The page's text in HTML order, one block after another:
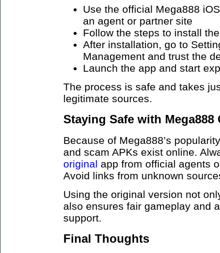
Use the official Mega888
an agent or partner site
Follow the steps to install
After installation, go to
Management and trust the
Launch the app and start
The process is safe and takes
legitimate sources.
Staying Safe with Mega888
Because of Mega888’s
and scam APKs exist online.
original app from official agents
Avoid links from unknown
Using the original version not
also ensures fair gameplay and
support.
Final Thoughts